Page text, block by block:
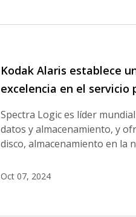
Kodak Alaris establece
excelencia en el servicio
Spectra Logic es líder
datos y almacenamiento, y
disco, almacenamiento en la
Oct 07, 2024